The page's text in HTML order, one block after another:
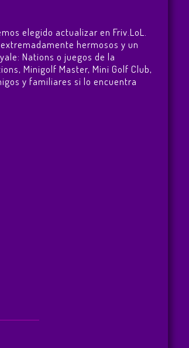
elegido actualizar en Friv.LoL.
hermosos y un
Nations o juegos de la
, Minigolf Master, Mini Golf Club,
y familiares si lo encuentra